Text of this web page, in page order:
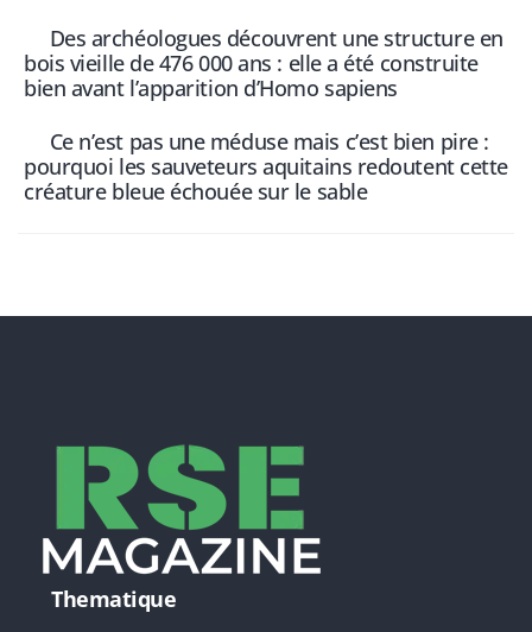
Des archéologues découvrent une structure en
bois vieille de 476 000 ans : elle a été construite
bien avant l’apparition d’Homo sapiens
Ce n’est pas une méduse mais c’est bien pire :
pourquoi les sauveteurs aquitains redoutent cette
créature bleue échouée sur le sable
Thematique